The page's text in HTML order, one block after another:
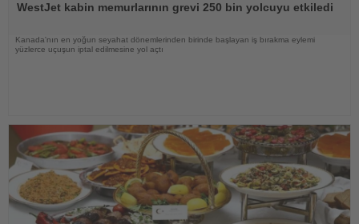
WestJet kabin memurlarının grevi 250 bin yolcuyu etkiledi
Kanada'nın en yoğun seyahat dönemlerinden birinde başlayan iş bırakma eylemi
yüzlerce uçuşun iptal edilmesine yol açtı